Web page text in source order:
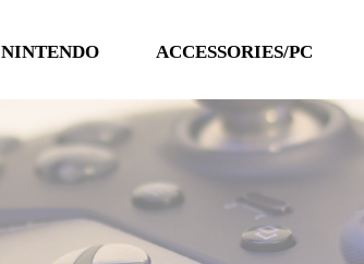
NINTENDO
타이틀
악세사리
ACCESSORIES/PC
TECHLINE
PC 타이틀